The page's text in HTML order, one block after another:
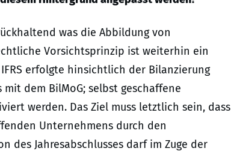
was die Abbildung von
Vorsichtsprinzip ist weiterhin ein
erfolgte hinsichtlich der Bilanzierung
dem BilMoG; selbst geschaffene
werden. Das Ziel muss letztlich sein, dass
Unternehmens durch den
des Jahresabschlusses darf im Zuge der